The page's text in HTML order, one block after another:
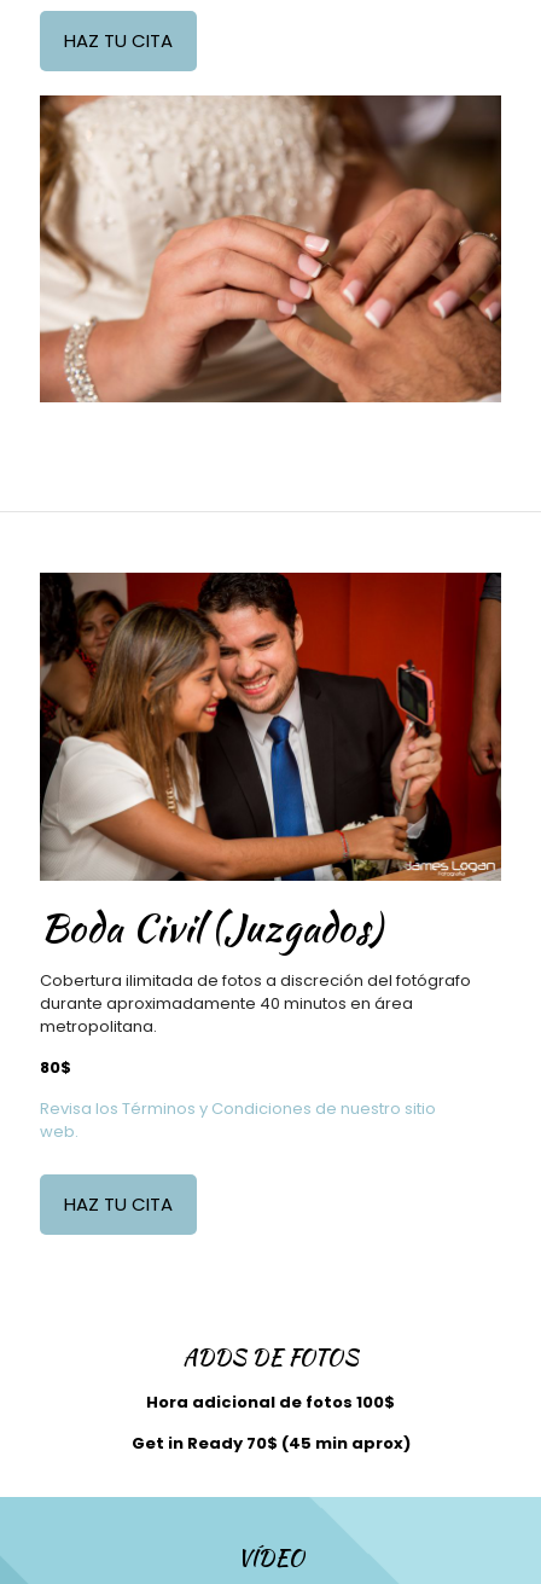
HAZ TU CITA
Boda Civil (Juzgados)
Cobertura ilimitada de fotos a discreción del fotógrafo
durante aproximadamente 40 minutos en área
metropolitana.
80$
Revisa los Términos y Condiciones de nuestro sitio
web.
HAZ TU CITA
ADDS DE FOTOS
Hora adicional de fotos 100$
Get in Ready 70$ (45 min aprox)
VÍDEO